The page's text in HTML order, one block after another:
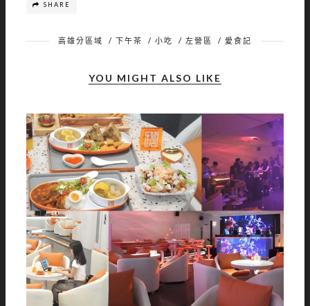
SHARE
高雄分區域 / 下午茶 / 小吃 / 左營區 / 愛食記
YOU MIGHT ALSO LIKE